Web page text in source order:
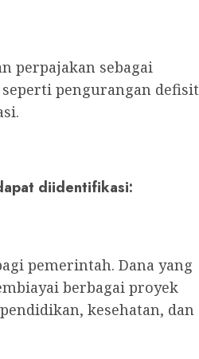
perpajakan sebagai
pengurangan defisit
diidentifikasi:
pemerintah. Dana yang
berbagai proyek
kesehatan, dan